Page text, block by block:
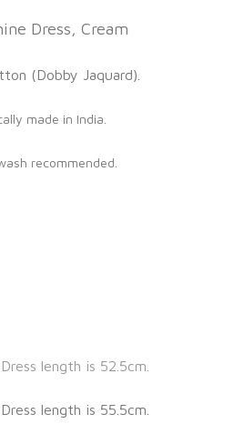
Dress, Cream
(Dobby Jaquard).
made in India.
recommended.
length is 52.5cm.
length is 55.5cm.